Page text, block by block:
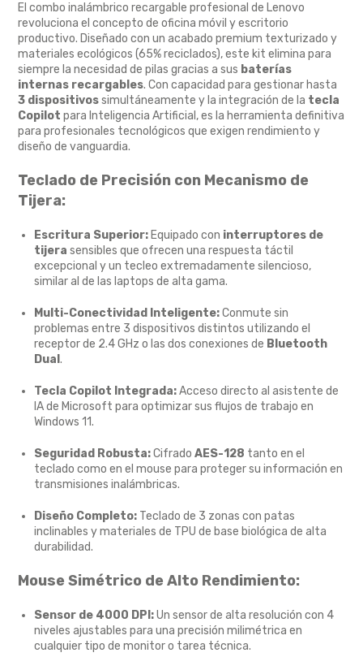
El combo inalámbrico recargable profesional de Lenovo
revoluciona el concepto de oficina móvil y escritorio
productivo. Diseñado con un acabado premium texturizado y
materiales ecológicos (65% reciclados),este kit elimina para
siempre la necesidad de pilas gracias a sus baterías
internas recargables. Con capacidad para gestionar hasta
3 dispositivossimultáneamente y la integración de la tecla
Copilot para Inteligencia Artificial,es la herramienta definitiva
para profesionales tecnológicos que exigen rendimiento y
diseño de vanguardia.
Teclado de Precisión con Mecanismo de
Tijera:
Escritura Superior: Equipado con interruptores de
tijera sensibles que ofrecen una respuesta táctil
excepcional y un tecleo extremadamente silencioso,
similar al de las laptops de alta gama.
Multi-Conectividad Inteligente:Conmute sin
problemas entre 3 dispositivos distintos utilizando el
receptor de 2.4 GHz o las dos conexiones de Bluetooth
Dual.
Tecla Copilot Integrada:Acceso directo al asistente de
IA de Microsoft para optimizar sus flujos de trabajo en
Windows 11.
Seguridad Robusta:CifradoAES-128 tanto en el
teclado como en el mouse para proteger su información en
transmisiones inalámbricas.
Diseño Completo: Teclado de 3 zonas con patas
inclinables y materiales de TPU de base biológica de alta
durabilidad.
Mouse Simétrico de Alto Rendimiento:
Sensor de 4000 DPI:Un sensor de alta resolución con 4
niveles ajustables para una precisión milimétrica en
cualquier tipo de monitor o tarea técnica.